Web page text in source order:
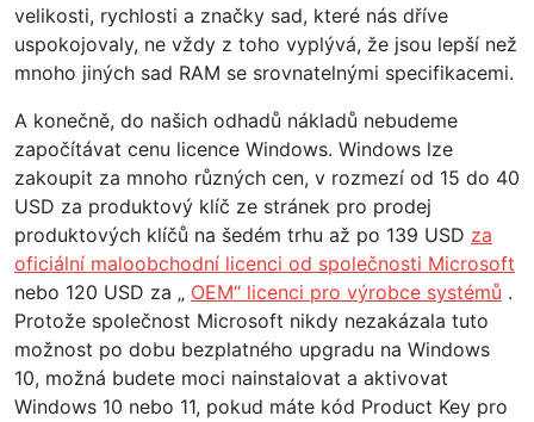
velikosti, rychlosti a značky sad, které nás dříve
uspokojovaly, ne vždy z toho vyplývá, že jsou lepší než
mnoho jiných sad RAM se srovnatelnými specifikacemi.
A konečně, do našich odhadů nákladů nebudeme
započítávat cenu licence Windows. Windows lze
zakoupit za mnoho různých cen, v rozmezí od 15 do 40
USD za produktový klíč ze stránek pro prodej
produktových klíčů na šedém trhu až po 139 USD za
oficiální maloobchodní licenci od společnosti Microsoft
nebo 120 USD za „ OEM“ licenci pro výrobce systémů .
Protože společnost Microsoft nikdy nezakázala tuto
možnost po dobu bezplatného upgradu na Windows
10, možná budete moci nainstalovat a aktivovat
Windows 10 nebo 11, pokud máte kód Product Key pro